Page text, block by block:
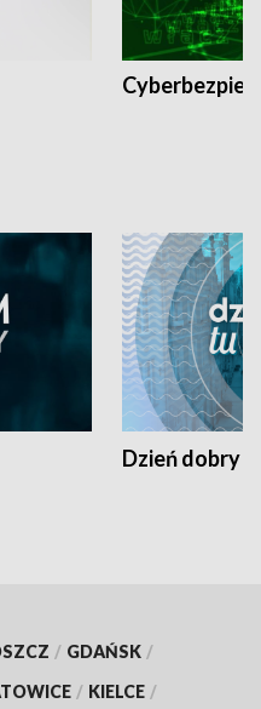
Dzień dobry
/ GDAŃSK /
/ KIELCE /